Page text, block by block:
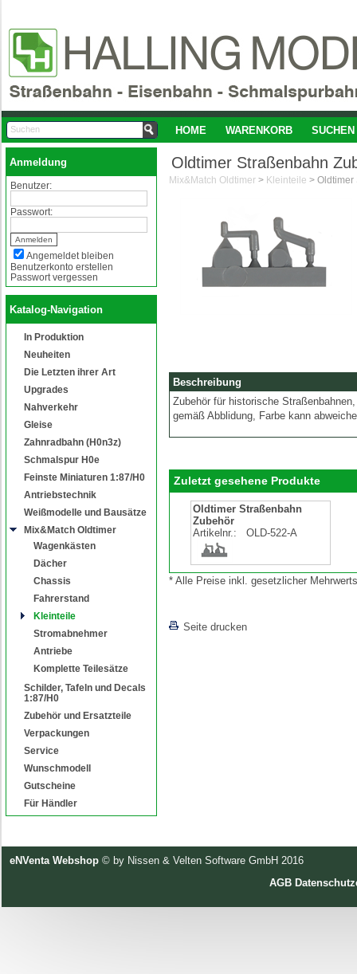
HOME WARENKORB SUCHEN
Anmeldung
Benutzer:
Passwort:
Angemeldet bleiben
Benutzerkonto erstellen
Passwort vergessen
Katalog-Navigation
In Produktion
Neuheiten
Die Letzten ihrer Art
Upgrades
Nahverkehr
Gleise
Zahnradbahn (H0n3z)
Schmalspur H0e
Feinste Miniaturen 1:87/H0
Antriebstechnik
Weißmodelle und Bausätze
Mix&Match Oldtimer
Wagenkästen
Dächer
Chassis
Fahrerstand
Kleinteile
Stromabnehmer
Antriebe
Komplette Teilesätze
Schilder, Tafeln und Decals
1:87/H0
Zubehör und Ersatzteile
Verpackungen
Service
Wunschmodell
Gutscheine
Für Händler
Oldtimer Straßenbahn
Mix&Match Oldtimer > Kleinteile >
Beschreibung
Zubehör für historische
gemäß Abblidung, Farbe kann
Zuletzt gesehene Produkte
Oldtimer Straßenbahn
Zubehör
Artikelnr.:
OLD-522-A
* Alle Preise inkl. gesetzlicher
Seite drucken
eNVenta Webshop © by Nissen & Velten Software GmbH 2016
AGB